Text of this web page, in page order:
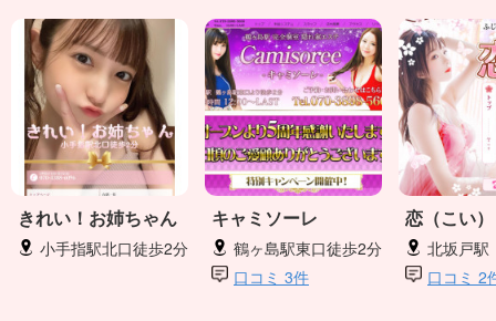
きれい！お姉ちゃん
小手指駅北口徒歩2分
キャミソーレ
鶴ヶ島駅東口徒歩2分
口コミ 3件
恋（こい）
北坂戸駅
口コミ 2